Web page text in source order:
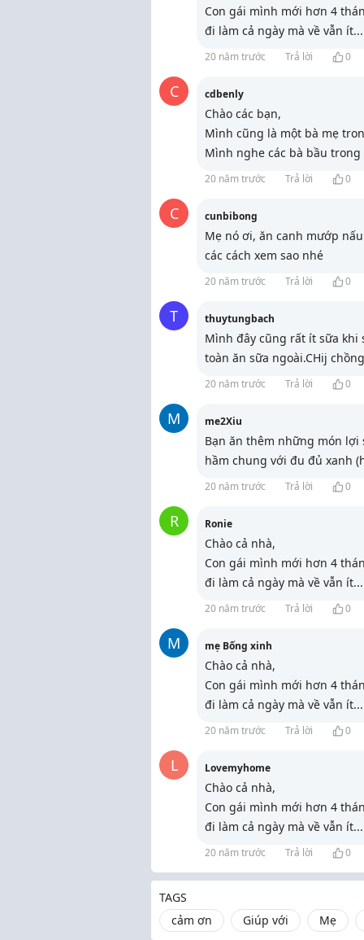
Con gái mình mới hơn 4
đi làm cả ngày mà về vẫn ít...
20 năm trước Trả lời 0
C cdbenly
Chào các bạn,
Mình cũng là một bà mẹ
Mình nghe các bà bầu
20 năm trước Trả lời 0
C cunbibong
Mẹ nó ơi, ăn canh mướp
các cách xem sao nhé
20 năm trước Trả lời 0
T thuytungbach
Mình đây cũng rất ít sữa khi
toàn ăn sữa ngoài.CHij
20 năm trước Trả lời 0
M me2Xiu
Bạn ăn thêm những món
hầm chung với đu đủ xanh
20 năm trước Trả lời 0
R Ronie
Chào cả nhà,
Con gái mình mới hơn 4
đi làm cả ngày mà về vẫn ít...
20 năm trước Trả lời 0
M mẹ Bống xinh
Chào cả nhà,
Con gái mình mới hơn 4
đi làm cả ngày mà về vẫn ít...
20 năm trước Trả lời 0
L Lovemyhome
Chào cả nhà,
Con gái mình mới hơn 4
đi làm cả ngày mà về vẫn ít...
20 năm trước Trả lời 0
TAGS
cảm ơn
Giúp với Mẹ